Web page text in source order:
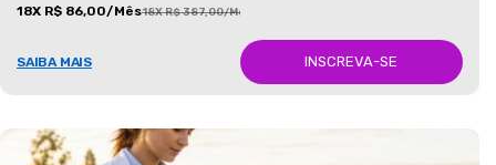
18X R$ 86,00/Mês18X R$ 387,00/Mês
SAIBA MAIS INSCREVA-SE